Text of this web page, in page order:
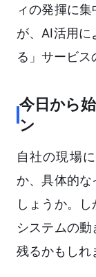
ィの発揮に
が、AI活用に
る」サービス
今日から
ン
自社の現場
か、具体的
しょうか。
システムの
残るかもしれ